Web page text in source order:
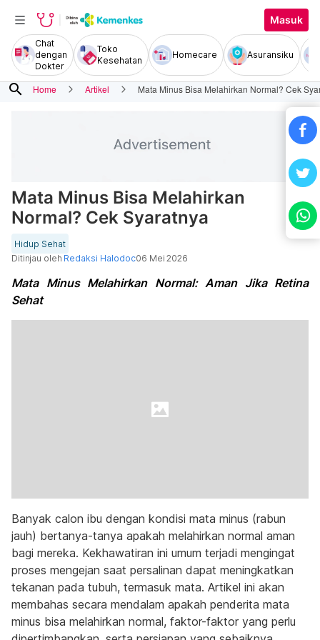
Masuk
Chat
dengan
Dokter
Toko
Kesehatan
Homecare Asuransiku
search Home Artikel Mata Minus Bisa Melahirkan Normal? Cek
Mata Minus Bisa Melahirkan
Normal? Cek Syaratnya
Hidup Sehat
Ditinjau oleh Redaksi Halodoc06 Mei 2026
Mata Minus Melahirkan Normal: Aman Jika Retina
Sehat
Banyak calon ibu dengan kondisi mata minus (rabun
jauh) bertanya-tanya apakah melahirkan normal aman
bagi mereka. Kekhawatiran ini umum terjadi mengingat
proses mengejan saat persalinan dapat meningkatkan
tekanan pada tubuh, termasuk mata. Artikel ini akan
membahas secara mendalam apakah penderita mata
minus bisa melahirkan normal, faktor-faktor yang perlu